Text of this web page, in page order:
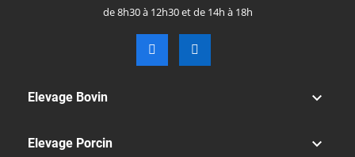
de 8h30 à 12h30 et de 14h à 18h
Elevage Bovin 
Elevage Porcin 